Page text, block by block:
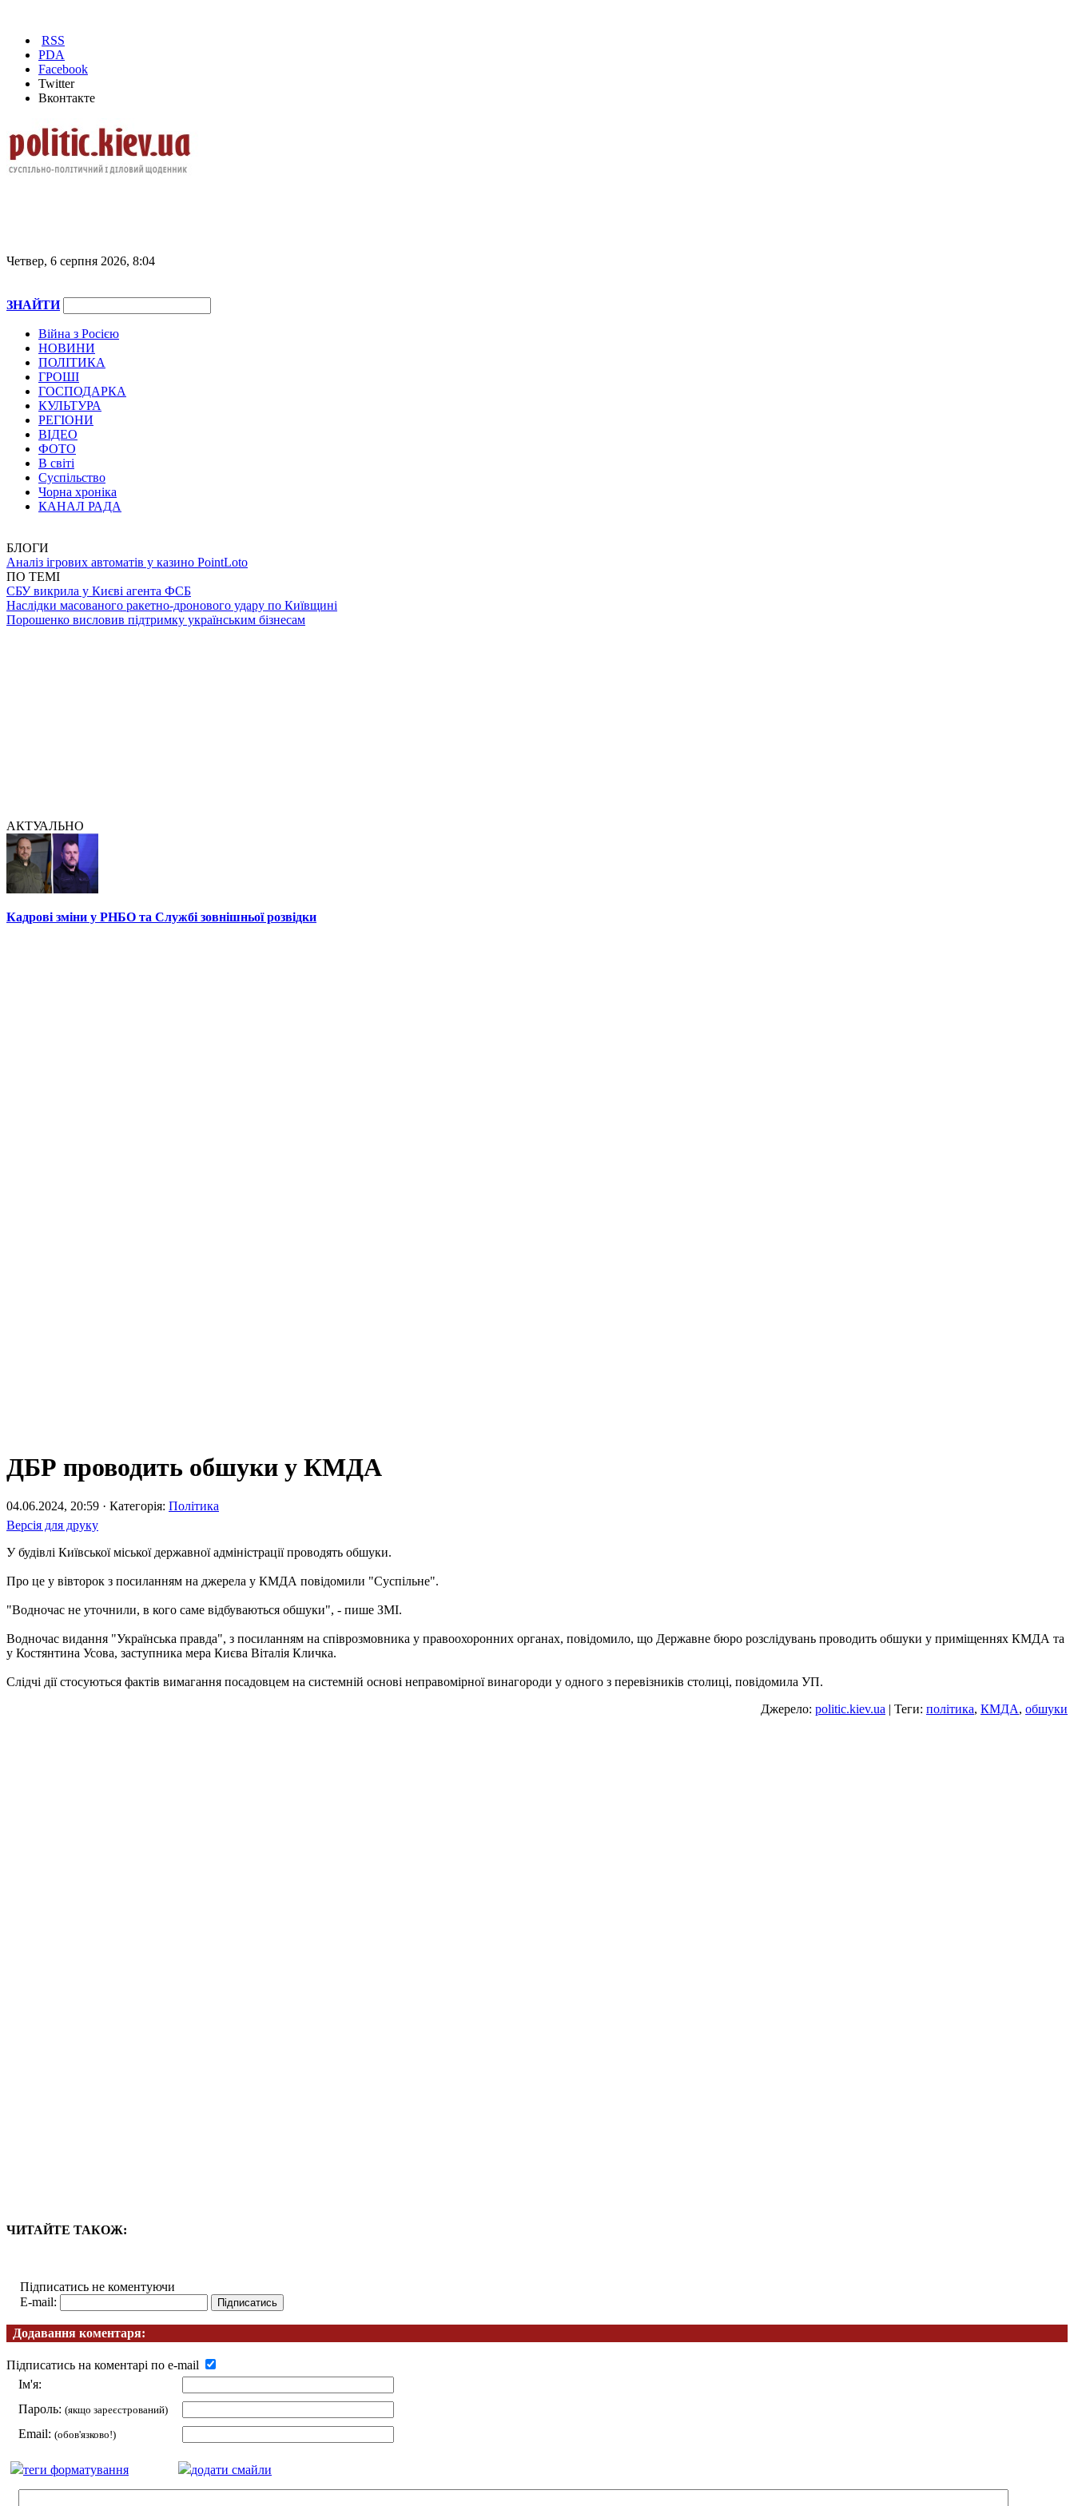
RSS
PDA
Facebook
Twitter
Вконтакте
Четвер, 6 серпня 2026, 8:04
ЗНАЙТИ
Війна з Росією
НОВИНИ
ПОЛІТИКА
ГРОШІ
ГОСПОДАРКА
КУЛЬТУРА
РЕГІОНИ
ВІДЕО
ФОТО
В світі
Суспільство
Чорна хроніка
КАНАЛ РАДА
БЛОГИ
Аналіз ігрових автоматів у казино PointLoto
ПО ТЕМІ
СБУ викрила у Києві агента ФСБ
Наслідки масованого ракетно-дронового удару по Київщині
Порошенко висловив підтримку українським бізнесам
АКТУАЛЬНО
Кадрові зміни у РНБО та Службі зовнішньої розвідки
ДБР проводить обшуки у КМДА
04.06.2024, 20:59 · Категорія: Політика
Версія для друку
У будівлі Київської міської державної адміністрації проводять обшуки.
Про це у вівторок з посиланням на джерела у КМДА повідомили "Суспільне".
"Водночас не уточнили, в кого саме відбуваються обшуки", - пише ЗМІ.
Водночас видання "Українська правда", з посиланням на співрозмовника у правоохоронних органах, повідомило, що Державне бюро розслідувань проводить обшуки у приміщеннях КМДА та
у Костянтина Усова, заступника мера Києва Віталія Кличка.
Слідчі дії стосуються фактів вимагання посадовцем на системній основі неправомірної винагороди у одного з перевізників столиці, повідомила УП.
Джерело: politic.kiev.ua | Теги: політика, КМДА, обшуки
ЧИТАЙТЕ ТАКОЖ:
Підписатись не коментуючи
E-mail:
Додавання коментаря:
Підписатись на коментарі по e-mail
Ім'я:
Пароль: (якщо зареєстрований)
Email: (обов'язково!)
теги форматування додати смайли